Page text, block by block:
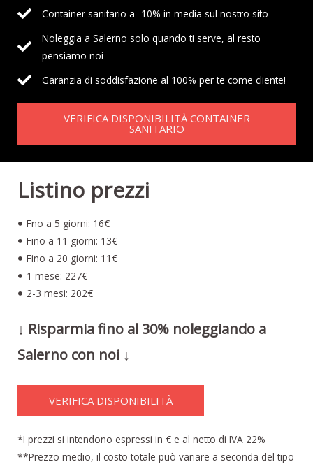
Container sanitario a -10% in media sul nostro sito
Noleggia a Salerno solo quando ti serve, al resto
pensiamo noi
Garanzia di soddisfazione al 100% per te come cliente!
VERIFICA DISPONIBILITÀ CONTAINER
SANITARIO
Listino prezzi
Fno a 5 giorni: 16€
Fino a 11 giorni: 13€
Fino a 20 giorni: 11€
1 mese: 227€
2-3 mesi: 202€
↓ Risparmia fino al 30% noleggiando a
Salerno con noi ↓
VERIFICA DISPONIBILITÀ
*I prezzi si intendono espressi in € e al netto di IVA 22%
**Prezzo medio, il costo totale può variare a seconda del tipo